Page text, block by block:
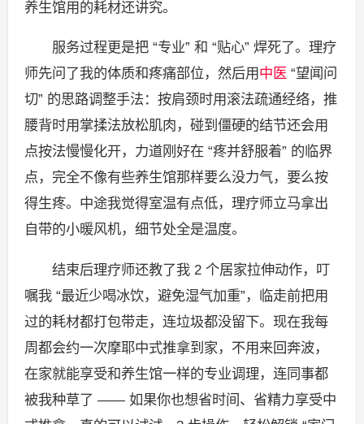
养生馆用的耗材还讲究。
服务过程更是把 “专业” 和 “贴心” 焊死了。理疗
师先问了我的体质和疼痛部位，然后用 中医“望闻问
切” 的思路调整手法：按肩颈时用滚法疏通经络，推
腰背时用掌揉法放松肌肉，碰到僵硬的结节还会用
点按法慢慢化开，力道刚好在 “疼并舒服着” 的临界
点，完全不像有些养生馆那样要么没力气，要么按
得生疼。中途我觉得室温有点低，理疗师立马拿出
自带的小暖风机，细节处全是温度。
结束后理疗师还教了我 2 个居家拉伸动作，叮
嘱我 “最近少喝冰饮，避免湿气加重”，临走前把用
过的耗材都打包带走，连垃圾都没留下。现在我每
周都会约一次摩耶中式推拿到家，不用来回奔波，
在家就能享受和养生馆一样的专业调理，连同事都
被我种草了 —— 如果你也想省时间、省精力享受中